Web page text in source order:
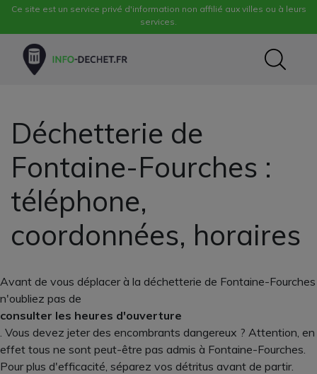
Ce site est un service privé d'information non affilié aux villes ou à leurs
services.
Déchetterie de
Fontaine-Fourches :
téléphone,
coordonnées, horaires
Avant de vous déplacer à la déchetterie de Fontaine-Fourches
n'oubliez pas de
consulter les heures d'ouverture
. Vous devez jeter des encombrants dangereux ? Attention, en
effet tous ne sont peut-être pas admis à Fontaine-Fourches.
Pour plus d'efficacité, séparez vos détritus avant de partir.